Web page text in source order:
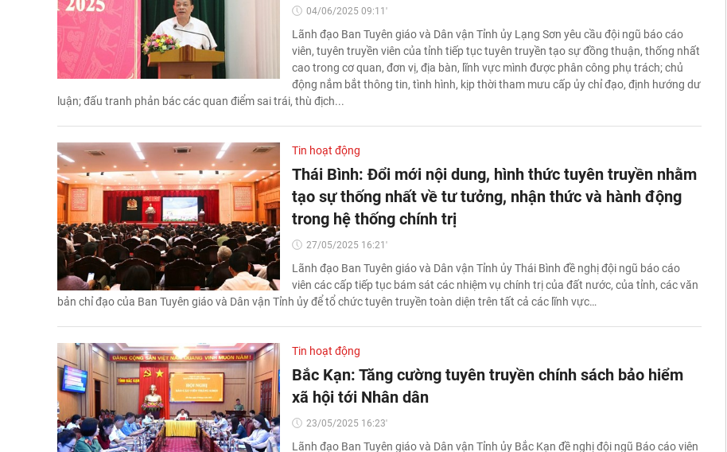
04/06/2025 09:11'
Lãnh đạo Ban Tuyên giáo và Dân vận Tỉnh ủy Lạng Sơn yêu cầu đội ngũ báo cáo
viên, tuyên truyền viên của tỉnh tiếp tục tuyên truyền tạo sự đồng thuận, thống nhất
cao trong cơ quan, đơn vị, địa bàn, lĩnh vực mình được phân công phụ trách; chủ
động nắm bắt thông tin, tình hình, kịp thời tham mưu cấp ủy chỉ đạo, định hướng dư
luận; đấu tranh phản bác các quan điểm sai trái, thù địch...
Tin hoạt động
Thái Bình: Đổi mới nội dung, hình thức tuyên truyền nhằm
tạo sự thống nhất về tư tưởng, nhận thức và hành động
trong hệ thống chính trị
27/05/2025 16:21'
Lãnh đạo Ban Tuyên giáo và Dân vận Tỉnh ủy Thái Bình đề nghị đội ngũ báo cáo
viên các cấp tiếp tục bám sát các nhiệm vụ chính trị của đất nước, của tỉnh, các văn
bản chỉ đạo của Ban Tuyên giáo và Dân vận Tỉnh ủy để tổ chức tuyên truyền toàn diện trên tất cả các lĩnh vực…
Tin hoạt động
Bắc Kạn: Tăng cường tuyên truyền chính sách bảo hiểm
xã hội tới Nhân dân
23/05/2025 16:23'
Lãnh đạo Ban Tuyên giáo và Dân vận Tỉnh ủy Bắc Kạn đề nghị đội ngũ Báo cáo viên